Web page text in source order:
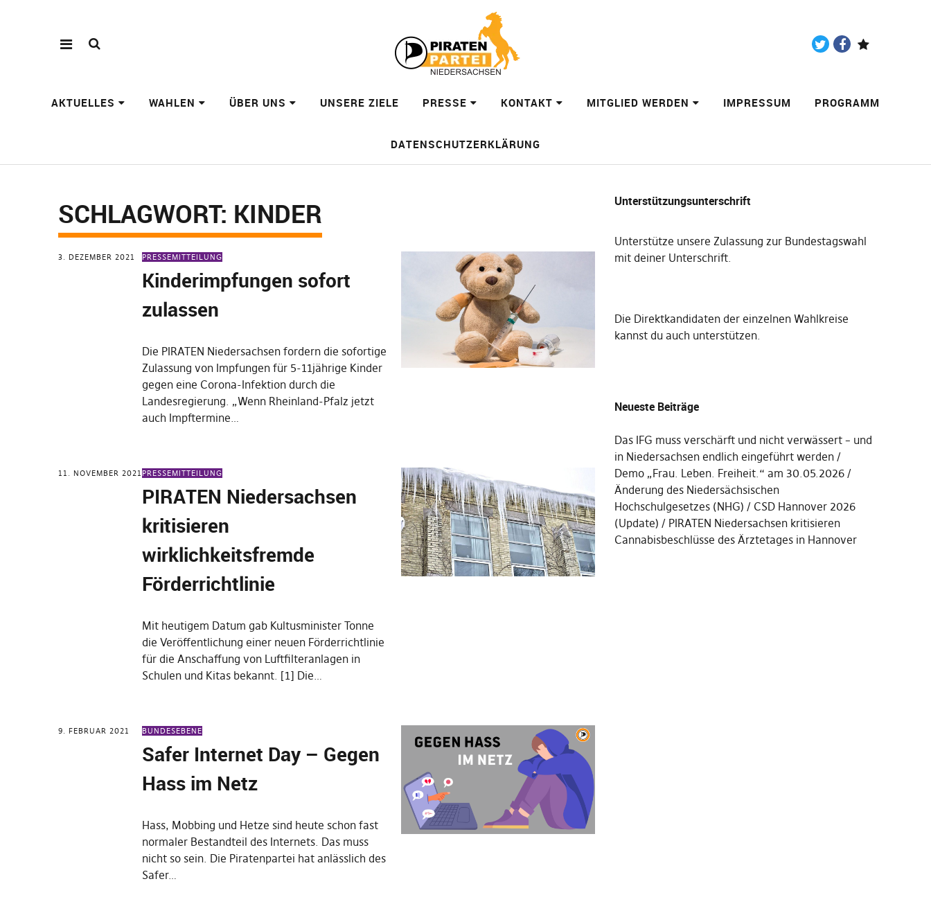
AKTUELLES WAHLEN ÜBER UNS UNSERE ZIELE PRESSE KONTAKT MITGLIED WERDEN IMPRESSUM PROGRAMM
DATENSCHUTZERKLÄRUNG
SCHLAGWORT: KINDER
3. DEZEMBER 2021 PRESSEMITTEILUNG
Kinderimpfungen sofort
zulassen
Die PIRATEN Niedersachsen fordern die sofortige
Zulassung von Impfungen für 5-11jährige Kinder
gegen eine Corona-Infektion durch die
Landesregierung. „Wenn Rheinland-Pfalz jetzt
auch Impftermine…
11. NOVEMBER 2021 PRESSEMITTEILUNG
PIRATEN Niedersachsen
kritisieren
wirklichkeitsfremde
Förderrichtlinie
Mit heutigem Datum gab Kultusminister Tonne
die Veröffentlichung einer neuen Förderrichtlinie
für die Anschaffung von Luftfilteranlagen in
Schulen und Kitas bekannt. [1] Die…
9. FEBRUAR 2021 BUNDESEBENE
Safer Internet Day – Gegen
Hass im Netz
Hass, Mobbing und Hetze sind heute schon fast
normaler Bestandteil des Internets. Das muss
nicht so sein. Die Piratenpartei hat anlässlich des
Safer…
Unterstützungsunterschrift
Unterstütze unsere Zulassung zur Bundestagswahl
mit deiner Unterschrift.
Die Direktkandidaten der einzelnen Wahlkreise
kannst du auch unterstützen.
Neueste Beiträge
Das IFG muss verschärft und nicht verwässert – und
in Niedersachsen endlich eingeführt werden
Demo „Frau. Leben. Freiheit.“ am 30.05.2026
Änderung des Niedersächsischen
Hochschulgesetzes (NHG)
CSD Hannover 2026
(Update)
PIRATEN Niedersachsen kritisieren
Cannabisbeschlüsse des Ärztetages in Hannover